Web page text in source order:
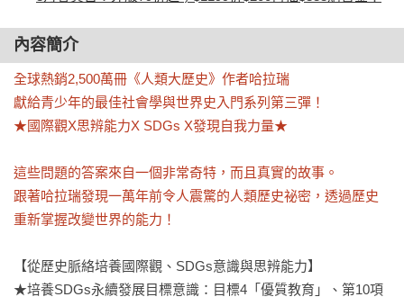
內容簡介
全球熱銷2,500萬冊《人類大歷史》作者哈拉瑞
獻給青少年的最佳社會學與世界史入門系列第三彈！
★國際觀X思辨能力X SDGs X發現自我力量★
這些問題的答案來自一個非常奇特，而且真實的故事。
跟著哈拉瑞發現一萬年前令人震驚的人類歷史祕密，透過歷史
重新掌握改變世界的能力！
【從歷史脈絡培養國際觀、SDGs意識與思辨能力】
★培養SDGs永續發展目標意識：目標4「優質教育」、第10項